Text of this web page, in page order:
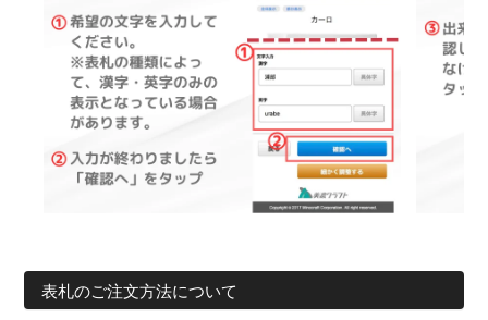
表札のご注文方法について